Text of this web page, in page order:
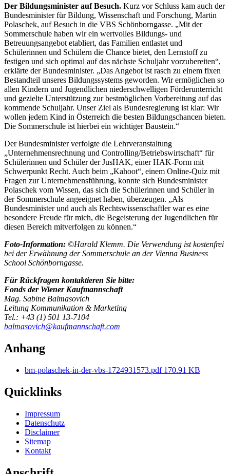
Der Bildungsminister auf Besuch. Kurz vor Schluss kam auch der
Bundesminister für Bildung, Wissenschaft und Forschung, Martin
Polaschek, auf Besuch in die VBS Schönborngasse. „Mit der
Sommerschule haben wir ein wertvolles Bildungs- und
Betreuungsangebot etabliert, das Familien entlastet und
Schülerinnen und Schülern die Chance bietet, den Lernstoff zu
festigen und sich optimal auf das nächste Schuljahr vorzubereiten“,
erklärte der Bundesminister. „Das Angebot ist rasch zu einem fixen
Bestandteil unseres Bildungssystems geworden. Wir ermöglichen so
allen Kindern und Jugendlichen niederschwelligen Förderunterricht
und gezielte Unterstützung zur bestmöglichen Vorbereitung auf das
kommende Schuljahr. Unser Ziel als Bundesregierung ist klar: Wir
wollen jedem Kind in Österreich die besten Bildungschancen bieten.
Die Sommerschule ist hierbei ein wichtiger Baustein.“
Der Bundesminister verfolgte die Lehrveranstaltung
„Unternehmensrechnung und Controlling/Betriebswirtschaft“ für
Schülerinnen und Schüler der JusHAK, einer HAK-Form mit
Schwerpunkt Recht. Auch beim „Kahoot“, einem Online-Quiz mit
Fragen zur Unternehmensführung, konnte sich Bundesminister
Polaschek vom Wissen, das sich die Schülerinnen und Schüler in
der Sommerschule angeeignet haben, überzeugen. „Als
Bundesminister und auch als Rechtswissenschaftler war es eine
besondere Freude für mich, die Begeisterung der Jugendlichen für
diesen Bereich mitverfolgen zu können.“
Foto-Information: ©Harald Klemm. Die Verwendung ist kostenfrei
bei der Erwähnung der Sommerschule an der Vienna Business
School Schönborngasse.
Für Rückfragen kontaktieren Sie bitte:
Fonds der Wiener Kaufmannschaft
Mag. Sabine Balmasovich
Leitung Kommunikation & Marketing
Tel.: +43 (1) 501 13-7104
balmasovich@kaufmannschaft.com
Anhang
bm-polaschek-in-der-vbs-1724931573.pdf 170.91 KB
Quicklinks
Impressum
Datenschutz
Disclaimer
Sitemap
Kontakt